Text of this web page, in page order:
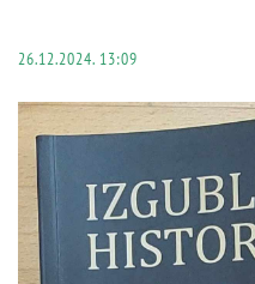
26.12.2024. 13:09